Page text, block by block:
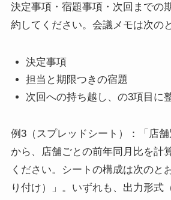
決定事項・宿題事項・次回までの
約してください。会議メモは次の
決定事項
担当と期限つきの宿題
次回への持ち越し、の3項目に
例3（スプレッドシート）：「店
から、店舗ごとの前年同月比を計
ください。シートの構成は次のと
り付け）」。いずれも、出力形式